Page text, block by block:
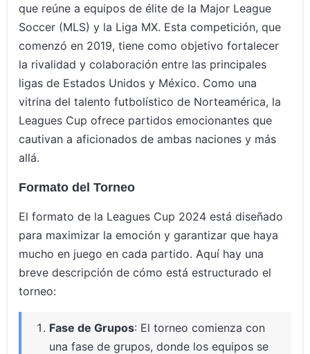
que reúne a equipos de élite de la Major League
Soccer (MLS) y la Liga MX. Esta competición, que
comenzó en 2019, tiene como objetivo fortalecer
la rivalidad y colaboración entre las principales
ligas de Estados Unidos y México. Como una
vitrina del talento futbolístico de Norteamérica, la
Leagues Cup ofrece partidos emocionantes que
cautivan a aficionados de ambas naciones y más
allá.
Formato del Torneo
El formato de la Leagues Cup 2024 está diseñado
para maximizar la emoción y garantizar que haya
mucho en juego en cada partido. Aquí hay una
breve descripción de cómo está estructurado el
torneo:
Fase de Grupos: El torneo comienza con
una fase de grupos, donde los equipos se